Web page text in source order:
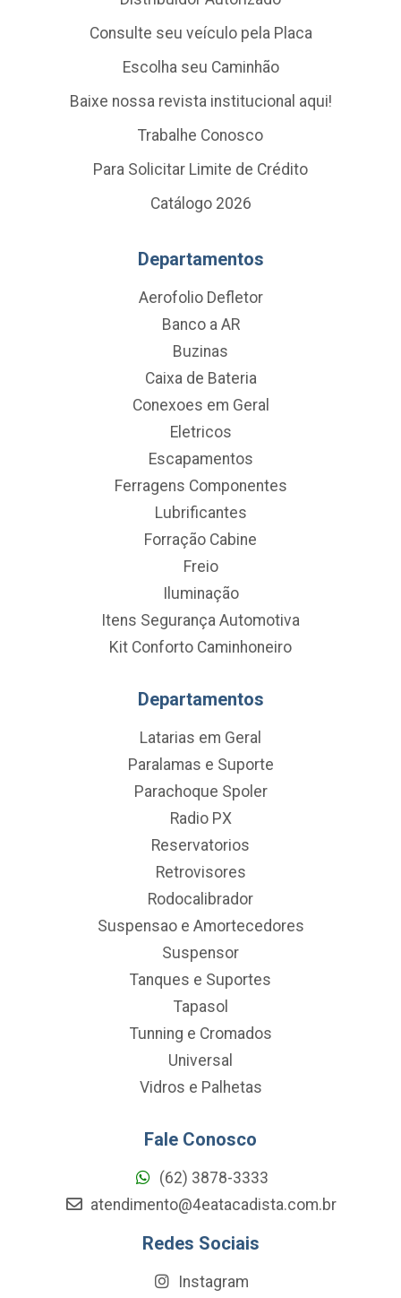
Consulte seu veículo pela Placa
Escolha seu Caminhão
Baixe nossa revista institucional aqui!
Trabalhe Conosco
Para Solicitar Limite de Crédito
Catálogo 2026
Departamentos
Aerofolio Defletor
Banco a AR
Buzinas
Caixa de Bateria
Conexoes em Geral
Eletricos
Escapamentos
Ferragens Componentes
Lubrificantes
Forração Cabine
Freio
Iluminação
Itens Segurança Automotiva
Kit Conforto Caminhoneiro
Departamentos
Latarias em Geral
Paralamas e Suporte
Parachoque Spoler
Radio PX
Reservatorios
Retrovisores
Rodocalibrador
Suspensao e Amortecedores
Suspensor
Tanques e Suportes
Tapasol
Tunning e Cromados
Universal
Vidros e Palhetas
Fale Conosco
(62) 3878-3333
atendimento@4eatacadista.com.br
Redes Sociais
Instagram